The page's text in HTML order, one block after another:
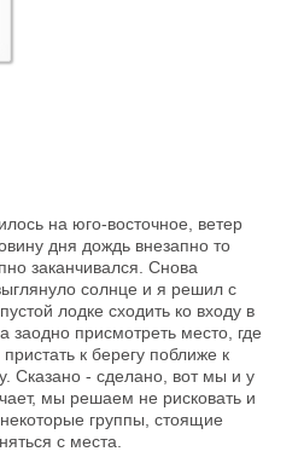
на юго-восточное, ветер
дня дождь внезапно то
заканчивался. Снова
солнце и я решил с
лодке сходить ко входу в
заодно присмотреть место, где
к берегу поближе к
Сказано - сделано, вот мы и у
мы решаем не рисковать и
группы, стоящие
с места.